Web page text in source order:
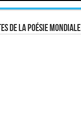
de la poésie mondiale